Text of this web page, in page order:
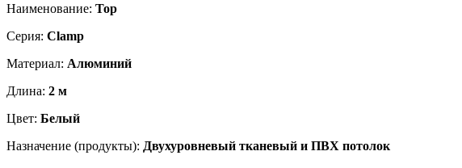
Наименование: Top
Серия: Clamp
Материал: Алюминий
Длина: 2 м
Цвет: Белый
Назначение (продукты): Двухуровневый тканевый и ПВХ потолок